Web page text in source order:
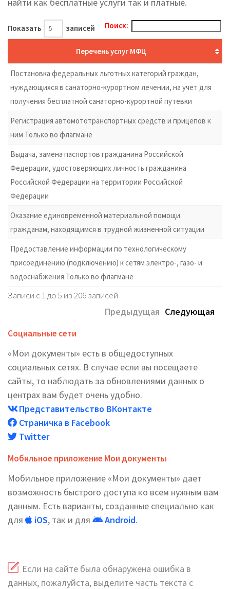
Показать записей Поиск:
Перечень услуг МФЦ
Постановка федеральных льготных категорий граждан,
нуждающихся в санаторно-курортном лечении, на учет для
получения бесплатной санаторно-курортной путевки
Регистрация автомототранспортных средств и прицепов к
ним Только во флагмане
Выдача, замена паспортов гражданина Российской
Федерации, удостоверяющих личность гражданина
Российской Федерации на территории Российской
Федерации
Оказание единовременной материальной помощи
гражданам, находящимся в трудной жизненной ситуации
Предоставление информации по технологическому
присоединению (подключению) к сетям электро-, газо- и
водоснабжения Только во флагмане
Записи с 1 до 5 из 206 записей
Предыдущая Следующая
Социальные сети
«Мои документы» есть в общедоступных
социальных сетях. В случае если вы посещаете
сайты, то наблюдать за обновлениями данных о
центрах вам будет очень удобно.
Представительство ВКонтакте
Страничка в Facebook
Twitter
Мобильное приложение Мои документы
Мобильное приложение «Мои документы» дает
возможность быстрого доступа ко всем нужным вам
данным. Есть варианты, созданные специально как
для
iOS, так и для Android.
Если на сайте была обнаружена ошибка в
данных, пожалуйста, выделите часть текста с